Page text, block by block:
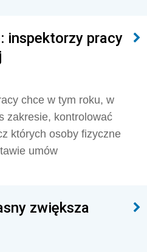
inspektorzy pracy
chce w tym roku, w
zakresie, kontrolować
których osoby fizyczne
umów
zwiększa